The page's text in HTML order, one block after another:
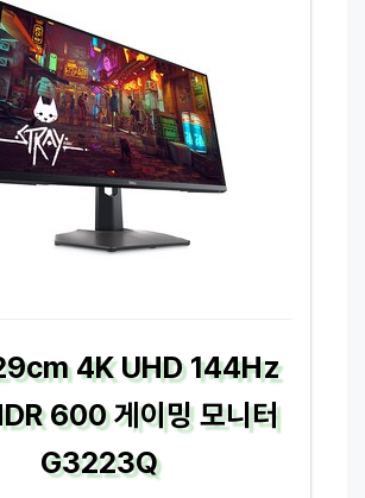
4K UHD 144Hz
600 게이밍 모니터
G3223Q